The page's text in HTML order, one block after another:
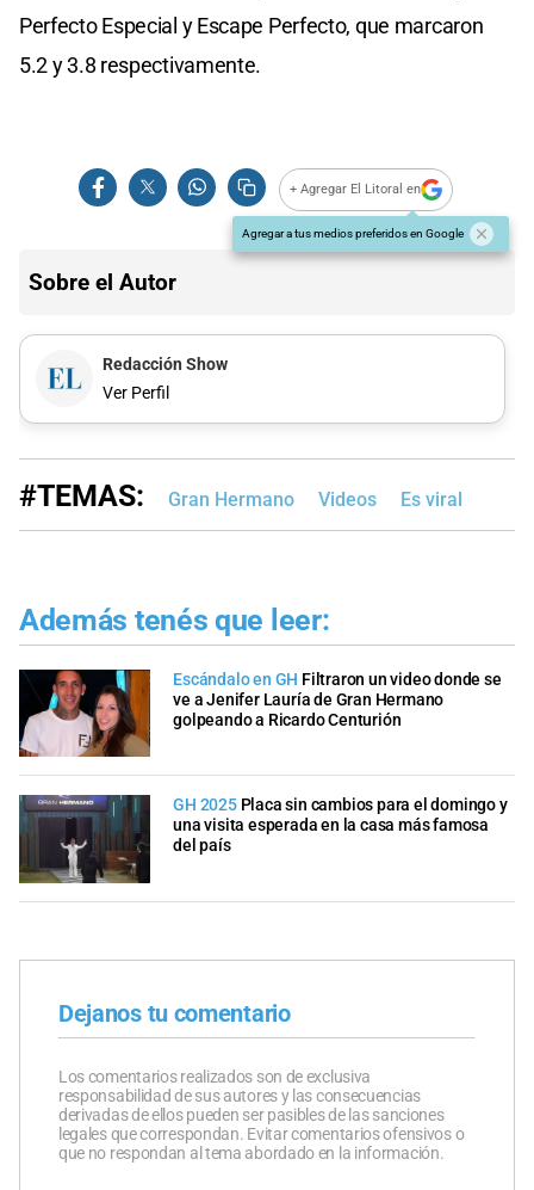
Perfecto Especial y Escape Perfecto, que marcaron
5.2 y 3.8 respectivamente.
+ Agregar El Litoral en
Agregar a tus medios preferidos en Google
Sobre el Autor
Redacción Show
Ver Perfil
#TEMAS: Gran Hermano Videos Es viral
Además tenés que leer:
Escándalo en GH Filtraron un video donde se
ve a Jenifer Lauría de Gran Hermano
golpeando a Ricardo Centurión
GH 2025 Placa sin cambios para el domingo y
una visita esperada en la casa más famosa
del país
Dejanos tu comentario
Los comentarios realizados son de exclusiva
responsabilidad de sus autores y las consecuencias
derivadas de ellos pueden ser pasibles de las sanciones
legales que correspondan. Evitar comentarios ofensivos o
que no respondan al tema abordado en la información.